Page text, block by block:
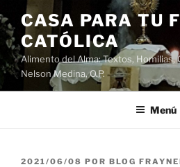
Saltar
al
contenido
CASA PARA TU
CATÓLICA
Alimento del Alma: Textos, Homilias,
Nelson Medina, O.P.
Menú
PUBLICADO
2021/06/08 POR BLOG